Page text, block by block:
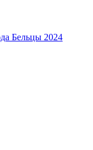
Бельцы 2024